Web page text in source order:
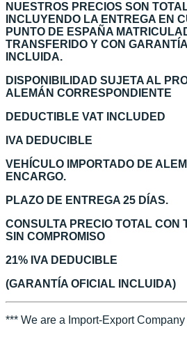
NUESTROS PRECIOS SON
INCLUYENDO LA ENTREGA EN
PUNTO DE ESPAÑA
TRANSFERIDO Y CON
INCLUIDA.
DISPONIBILIDAD SUJETA AL
ALEMÁN CORRESPONDIENTE
DEDUCTIBLE VAT INCLUDED
IVA DEDUCIBLE
VEHÍCULO IMPORTADO DE
ENCARGO.
PLAZO DE ENTREGA 25 DÍAS.
CONSULTA PRECIO TOTAL CON
SIN COMPROMISO
21% IVA DEDUCIBLE
(GARANTÍA OFICIAL INCLUIDA)
*** We are a Import-Export